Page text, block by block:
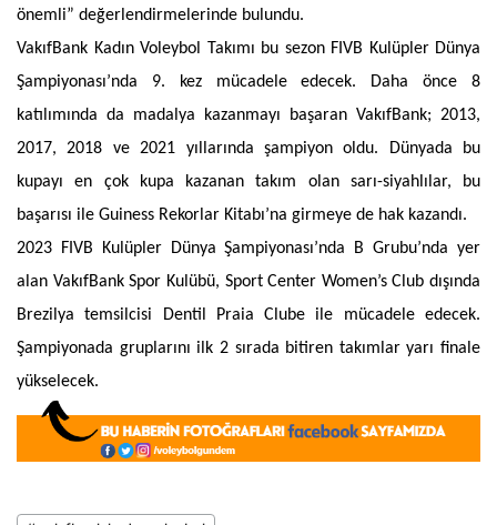
önemli” değerlendirmelerinde bulundu.
VakıfBank Kadın Voleybol Takımı bu sezon FIVB Kulüpler Dünya
Şampiyonası’nda 9. kez mücadele edecek. Daha önce 8
katılımında da madalya kazanmayı başaran VakıfBank; 2013,
2017, 2018 ve 2021 yıllarında şampiyon oldu. Dünyada bu
kupayı en çok kupa kazanan takım olan sarı-siyahlılar, bu
başarısı ile Guiness Rekorlar Kitabı’na girmeye de hak kazandı.
2023 FIVB Kulüpler Dünya Şampiyonası’nda B Grubu’nda yer
alan VakıfBank Spor Kulübü, Sport Center Women’s Club dışında
Brezilya temsilcisi Dentil Praia Clube ile mücadele edecek.
Şampiyonada gruplarını ilk 2 sırada bitiren takımlar yarı finale
yükselecek.